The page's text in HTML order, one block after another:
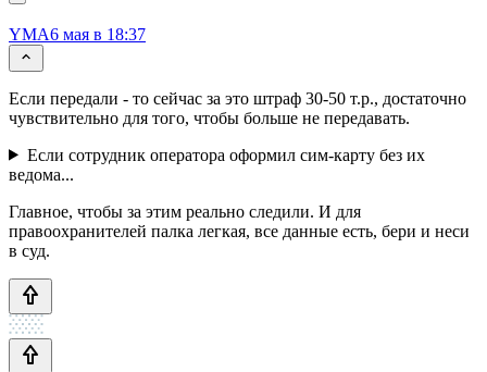
YMA6 мая в 18:37
Если передали - то сейчас за это штраф 30-50 т.р., достаточно
чувствительно для того, чтобы больше не передавать.
Если сотрудник оператора оформил сим-карту без их
ведома...
Главное, чтобы за этим реально следили. И для
правоохранителей палка легкая, все данные есть, бери и неси
в суд.